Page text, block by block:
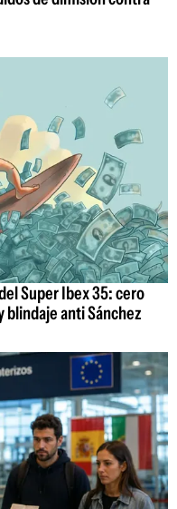
Super Ibex 35: cero
anti Sánchez